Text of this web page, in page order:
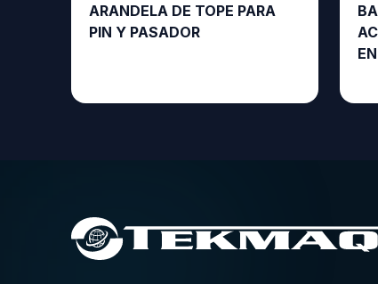
ARANDELA DE TOPE PARA
PIN Y PASADOR